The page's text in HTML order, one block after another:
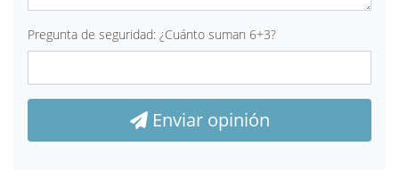
Pregunta de seguridad: ¿Cuánto suman 6+3?
Enviar opinión